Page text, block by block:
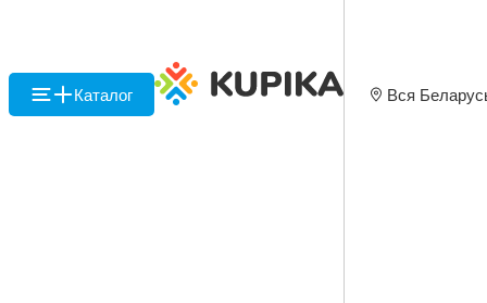
Каталог Вся